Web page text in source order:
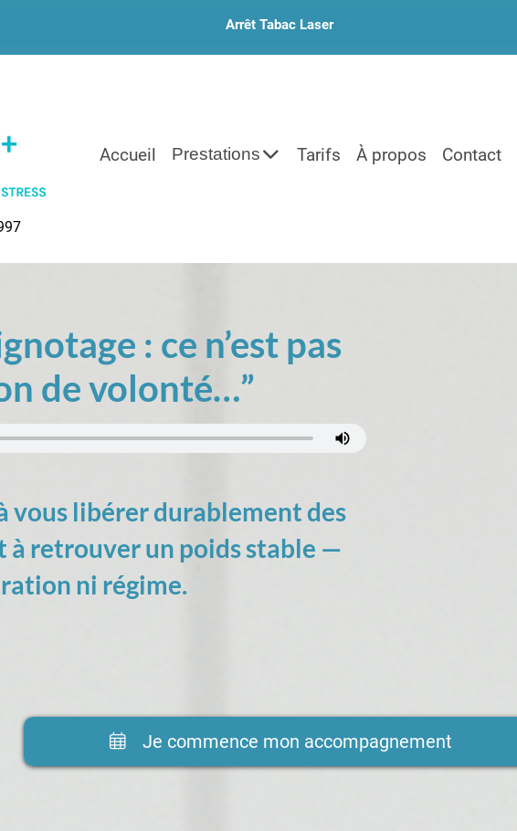
Arrêt Tabac Laser
Accueil Prestations Tarifs À propos Contact
: ce n’est pas
de volonté…”
vous libérer durablement des
à retrouver un poids stable —
ni régime.
Je commence mon accompagnement